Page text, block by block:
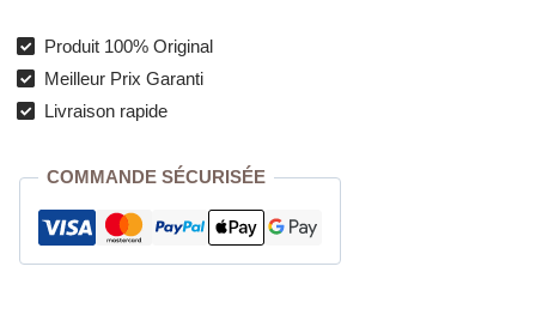
Jenna
–
La
et
musquée
selon
Produit 100% Original
Meilleur Prix Garanti
Livraison rapide
COMMANDE SÉCURISÉE